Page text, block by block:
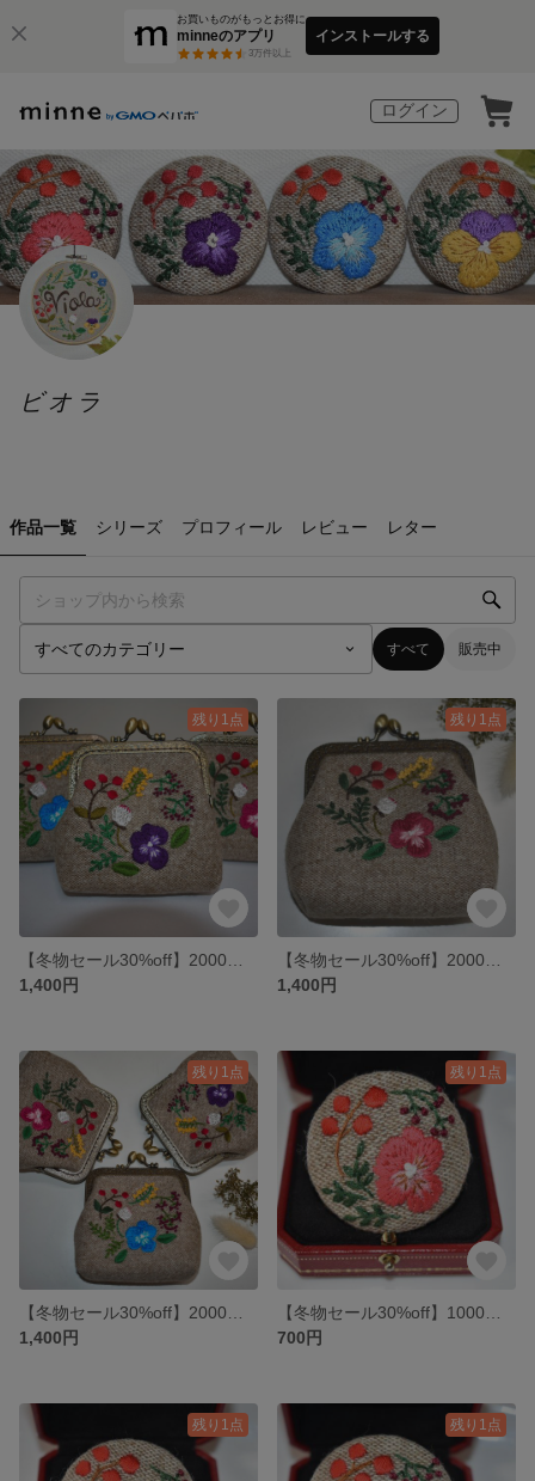
お買いものがもっとお得に
minneのアプリ
3万件以上
インストールする
ログイン
ビオラ
作品一覧 シリーズ プロフィール レビュー レター
すべて 販売中
残り1点
1,400円
残り1点
1,400円
残り1点
1,400円
残り1点
700円
残り1点 残り1点